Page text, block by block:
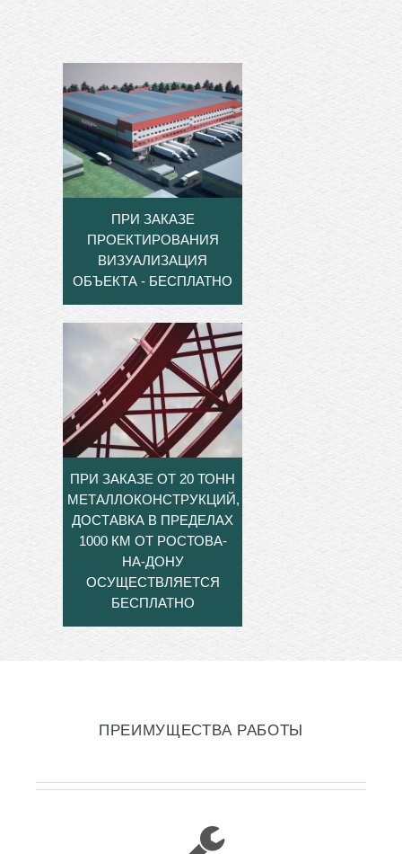
ПРИ ЗАКАЗЕ
ПРОЕКТИРОВАНИЯ
ВИЗУАЛИЗАЦИЯ
ОБЪЕКТА - БЕСПЛАТНО
ПРИ ЗАКАЗЕ ОТ 20 ТОНН
МЕТАЛЛОКОНСТРУКЦИЙ,
ДОСТАВКА В ПРЕДЕЛАХ
1000 КМ ОТ РОСТОВА-
НА-ДОНУ
ОСУЩЕСТВЛЯЕТСЯ
БЕСПЛАТНО
ПРЕИМУЩЕСТВА РАБОТЫ